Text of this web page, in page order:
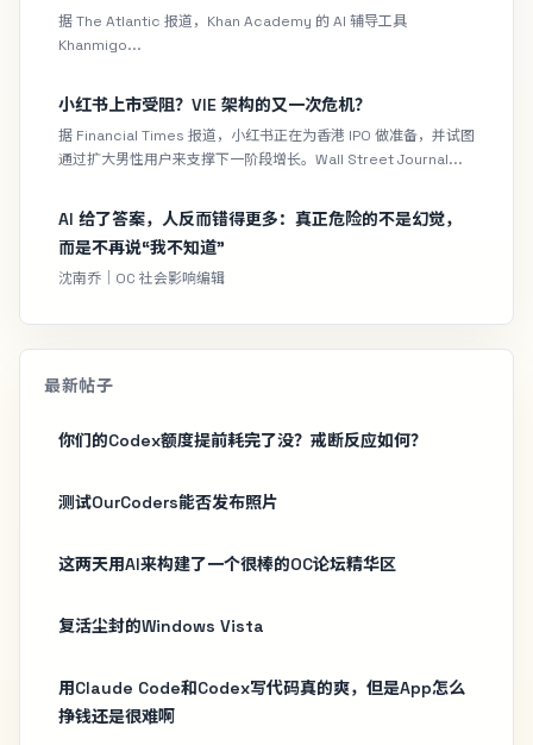
据 The Atlantic 报道，Khan Academy 的 AI 辅导工具
Khanmigo...
小红书上市受阻？VIE 架构的又一次危机？
据 Financial Times 报道，小红书正在为香港 IPO 做准备，并试图
通过扩大男性用户来支撑下一阶段增长。Wall Street Journal...
AI 给了答案，人反而错得更多：真正危险的不是幻觉，
而是不再说“我不知道”
沈南乔｜OC 社会影响编辑
最新帖子
你们的Codex额度提前耗完了没？戒断反应如何？
测试OurCoders能否发布照片
这两天用AI来构建了一个很棒的OC论坛精华区
复活尘封的Windows Vista
用Claude Code和Codex写代码真的爽，但是App怎么
挣钱还是很难啊